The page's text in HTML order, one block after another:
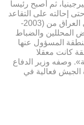
ثم أصبح رئيساً
جيش الولايات المتحدة منذ 2011 وحتى إحالته على التقاعد
مؤخراً. خلال الفترة الأولى التي أمضاها في العراق من (2003-
المحللين والضباط
المسؤول عنها
كانت معقلا
وصفه وزير الدفاع
الجيش فعالية في